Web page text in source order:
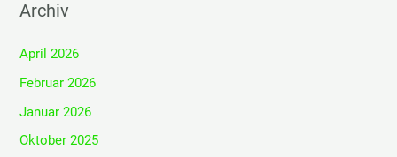
Archiv
April 2026
Februar 2026
Januar 2026
Oktober 2025